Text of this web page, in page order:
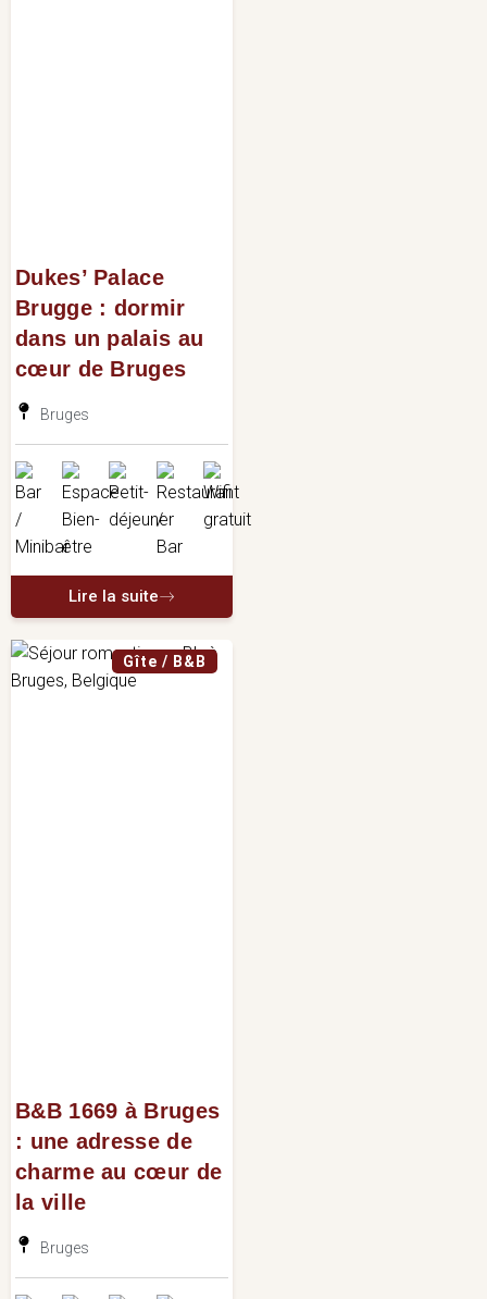
Dukes’ Palace
Brugge : dormir
dans un palais au
cœur de Bruges
Bruges
Lire la suite
Gîte / B&B
B&B 1669 à Bruges
: une adresse de
charme au cœur de
la ville
Bruges